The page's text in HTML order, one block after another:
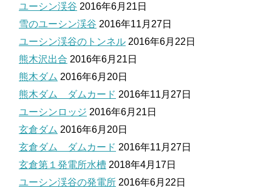
ユーシン渓谷 2016年6月21日
雪のユーシン渓谷 2016年11月27日
ユーシン渓谷のトンネル 2016年6月22日
熊木沢出合 2016年6月21日
熊木ダム 2016年6月20日
熊木ダム ダムカード 2016年11月27日
ユーシンロッジ 2016年6月21日
玄倉ダム 2016年6月20日
玄倉ダム ダムカード 2016年11月27日
玄倉第１発電所水槽 2018年4月17日
ユーシン渓谷の発電所 2016年6月22日